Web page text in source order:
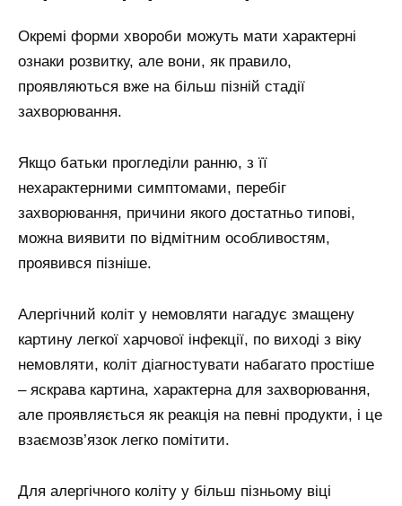
Окремі форми хвороби можуть мати характерні
ознаки розвитку, але вони, як правило,
проявляються вже на більш пізній стадії
захворювання.
Якщо батьки прогледіли ранню, з її
нехарактерними симптомами, перебіг
захворювання, причини якого достатньо типові,
можна виявити по відмітним особливостям,
проявився пізніше.
Алергічний коліт у немовляти нагадує змащену
картину легкої харчової інфекції, по виході з віку
немовляти, коліт діагностувати набагато простіше
– яскрава картина, характерна для захворювання,
але проявляється як реакція на певні продукти, і це
взаємозв’язок легко помітити.
Для алергічного коліту у більш пізньому віці